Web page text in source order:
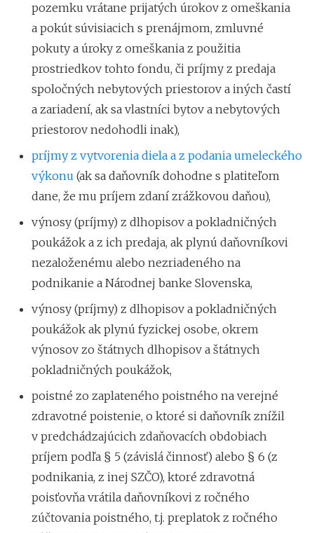
pozemku vrátane prijatých úrokov z omeškania
a pokút súvisiacich s prenájmom, zmluvné
pokuty a úroky z omeškania z použitia
prostriedkov tohto fondu, či príjmy z predaja
spoločných nebytových priestorov a iných častí
a zariadení, ak sa vlastníci bytov a nebytových
priestorov nedohodli inak),
príjmy z vytvorenia diela a z podania umeleckého
výkonu (ak sa daňovník dohodne s platiteľom
dane, že mu príjem zdaní zrážkovou daňou),
výnosy (príjmy) z dlhopisov a pokladničných
poukážok a z ich predaja, ak plynú daňovníkovi
nezaloženému alebo nezriadeného na
podnikanie a Národnej banke Slovenska,
výnosy (príjmy) z dlhopisov a pokladničných
poukážok ak plynú fyzickej osobe, okrem
výnosov zo štátnych dlhopisov a štátnych
pokladničných poukážok,
poistné zo zaplateného poistného na verejné
zdravotné poistenie, o ktoré si daňovník znížil
v predchádzajúcich zdaňovacích obdobiach
príjem podľa § 5 (závislá činnosť) alebo § 6 (z
podnikania, z inej SZČO), ktoré zdravotná
poisťovňa vrátila daňovníkovi z ročného
zúčtovania poistného, t.j. preplatok z ročného